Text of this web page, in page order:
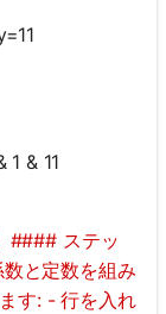
& 11
#### ステッ
と定数を組み
す: - 行を入れ